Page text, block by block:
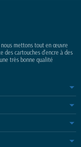
mettons tout en œuvre
des cartouches d'encre à des
très bonne qualité